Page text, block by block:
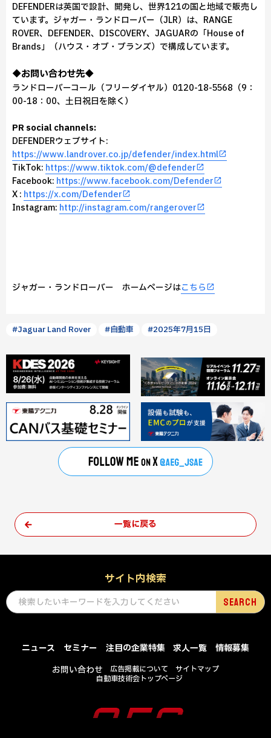
DEFENDERは英国で設計、開発し、世界121の国と地域で販売し
ています。ジャガー・ランドローバー（JLR）は、RANGE
ROVER、DEFENDER、DISCOVERY、JAGUARの「House of
Brands」（ハウス・オブ・ブランズ）で構成しています。
◆お問い合わせ先◆
ランドローバーコール（フリーダイヤル）0120-18-5568（9：
00-18：00、土日祝日を除く）
PR social channels:
DEFENDERウェブサイト:
https://www.landrover.co.jp/defender/index.html
TikTok: https://www.tiktok.com/@defender
Facebook: https://www.facebook.com/Defender
X : https://x.com/Defender
Instagram: http://instagram.com/rangerover
ジャガー・ランドローバー ホームページはこちら
#Jaguar Land Rover #自動車 #2025年7月15日
一覧に戻る
サイト内検索
ニュース セミナー 注目の企業特集 求人一覧
情報募集
お問い合わせ
広告掲載について
サイトマップ
自動車技術会トップページ